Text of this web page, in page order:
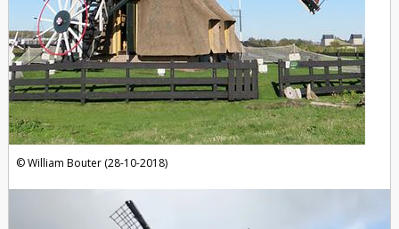
William Bouter (28-10-2018)